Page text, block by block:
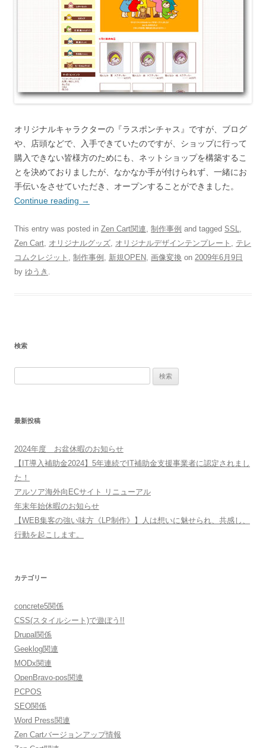
オリジナルキャラクターの『ラスポンチャス』ですが、ブログ
や、店頭などで、入手できていたのですが、ショップに行って
購入できない皆様方のためにも、ネットショップを構築するこ
とを決めておりましたが、なかなか手が付けられず、一緒にお
手伝いをさせていただき、オープンすることができました。
Continue reading →
This entry was posted in Zen Cart関連, 制作事例 and tagged SSL,
Zen Cart, オリジナルグッズ, オリジナルデザインテンプレート , テレ
コムクレジット , 制作事例 , 新規OPEN, 画像変換 on 2009年6月9日
by ゆうき .
検索
最新投稿
2024年度 お盆休暇のお知らせ
【IT導入補助金2024】5年連続でIT補助金支援事業者に認定されまし
た！
アルソア海外向ECサイト リニューアル
年末年始休暇のお知らせ
【WEB集客の強い味方《LP制作》】人は想いに魅せられ、共感し、
行動を起こします。
カテゴリー
concrete5関係
CSS(スタイルシート)で遊ぼう!!
Drupal関係
Geeklog関連
MODx関連
OpenBravo-pos関連
PCPOS
SEO関係
Word Press関連
Zen Cartバージョンアップ情報